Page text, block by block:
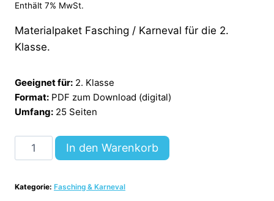
Enthält 7% MwSt.
Materialpaket Fasching / Karneval für die 2.
Klasse.
Geeignet für: 2. Klasse
Format: PDF zum Download (digital)
Umfang: 25 Seiten
Materialpaket
Fasching
Karneval:
In den Warenkorb
Kategorie: Fasching & Karneval